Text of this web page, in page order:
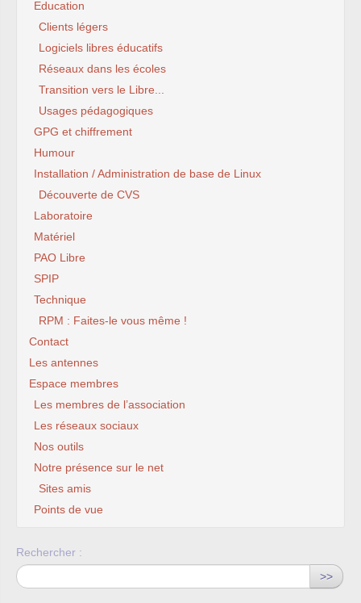
Education
Clients légers
Logiciels libres éducatifs
Réseaux dans les écoles
Transition vers le Libre...
Usages pédagogiques
GPG et chiffrement
Humour
Installation / Administration de base de Linux
Découverte de CVS
Laboratoire
Matériel
PAO Libre
SPIP
Technique
RPM : Faites-le vous même !
Contact
Les antennes
Espace membres
Les membres de l’association
Les réseaux sociaux
Nos outils
Notre présence sur le net
Sites amis
Points de vue
Rechercher :
>>